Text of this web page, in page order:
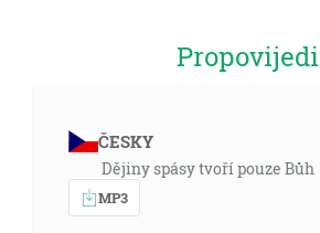
Propovijedi
ČESKY
Dějiny spásy tvoří pouze Bůh
MP3